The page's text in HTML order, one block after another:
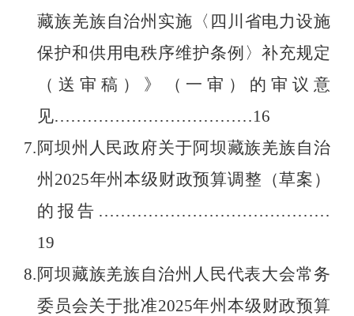
藏族羌族自治州实施〈四川省电力设施
保护和供用电秩序维护条例〉补充规定
（送审稿）》（一审）的审议意
见………………………………16
7.阿坝州人民政府关于阿坝藏族羌族自治
州 2025年州本级财政预算调整（草案）
的报告 ……………………………………
19
8.阿坝藏族羌族自治州人民代表大会常务
委员会关于批准2025年州本级财政预算